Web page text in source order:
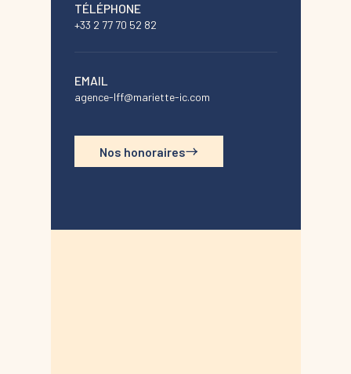
TÉLÉPHONE
+33 2 77 70 52 82
EMAIL
agence-lff@mariette-ic.com
Nos honoraires